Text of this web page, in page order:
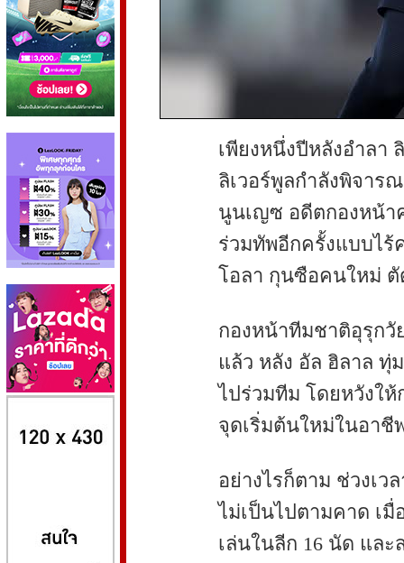
เพียงหนึ่งปีหลังอำลา
ลิเวอร์พูลกำลังพิจาร
นูนเญซ อดีตกองหน้า
ร่วมทัพอีกครั้งแบบไ
โอลา กุนซือคนใหม่ ตั
กองหน้าทีมชาติอุรุกวั
แล้ว หลัง อัล ฮิลาล ทุ่
ไปร่วมทีม โดยหวังให้
จุดเริ่มต้นใหม่ในอาชี
อย่างไรก็ตาม ช่วงเ
ไม่เป็นไปตามคาด เมื่
เล่นในลีก 16 นัด และ